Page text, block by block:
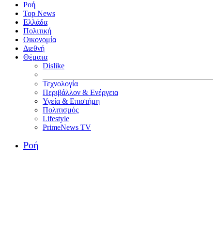
Ροή
Top News
Ελλάδα
Πολιτική
Οικονομία
Διεθνή
Θέματα
Dislike
Τεχνολογία
Περιβάλλον & Ενέργεια
Υγεία & Επιστήμη
Πολιτισμός
Lifestyle
PrimeNews TV
Ροή